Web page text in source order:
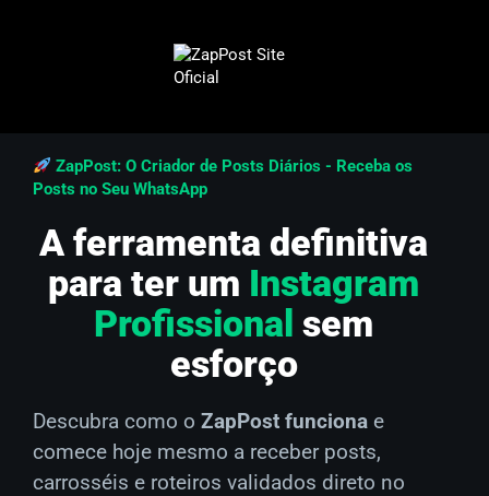
ZapPost: O Criador de Posts Diários - Receba os
Posts no Seu WhatsApp
A ferramenta definitiva
para ter um Instagram
Profissional sem
esforço
Descubra como o ZapPost funciona e
comece hoje mesmo a receber posts,
carrosséis e roteiros validados direto no